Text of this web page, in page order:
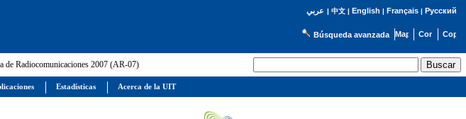
عربي | 中文| English | Français| Русский
Búsqueda avanzada
de Radiocomunicaciones 2007 (AR-07)
Estadísticas Acerca de la UIT